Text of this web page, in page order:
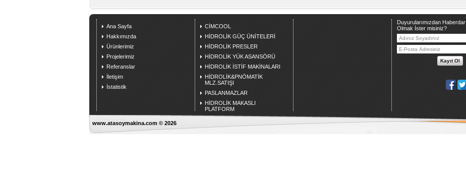
Ana Sayfa
Hakkımızda
Ürünlerimiz
Projelerimiz
Referanslar
İletişim
İstatistik
CİMCOOL
HİDROLİK GÜÇ ÜNİTELERİ
HİDROLİK PRESLER
HİDROLİK YÜK ASANSÖRÜ
HİDROLİK İSTİF MAKİNALARI
HİDROLİK&PNÖMATİK
MLZ.SATIŞI
PASLANMAZLAR
HİDROLİK MAKASLI
PLATFORM
Duyurularımızdan Haberdar
Olmak İster misiniz?
www.atasoymakina.com © 2026